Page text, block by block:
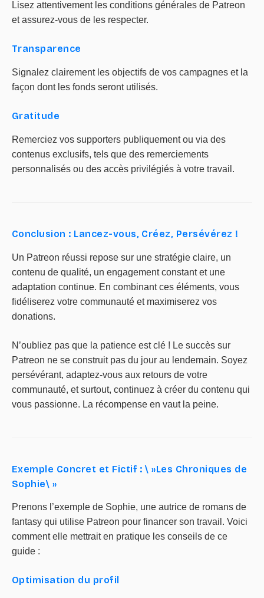
Lisez attentivement les conditions générales de Patreon
et assurez-vous de les respecter.
Transparence
Signalez clairement les objectifs de vos campagnes et la
façon dont les fonds seront utilisés.
Gratitude
Remerciez vos supporters publiquement ou via des
contenus exclusifs, tels que des remerciements
personnalisés ou des accès privilégiés à votre travail.
Conclusion : Lancez-vous, Créez, Persévérez !
Un Patreon réussi repose sur une stratégie claire, un
contenu de qualité, un engagement constant et une
adaptation continue. En combinant ces éléments, vous
fidéliserez votre communauté et maximiserez vos
donations.
N’oubliez pas que la patience est clé ! Le succès sur
Patreon ne se construit pas du jour au lendemain. Soyez
persévérant, adaptez-vous aux retours de votre
communauté, et surtout, continuez à créer du contenu qui
vous passionne. La récompense en vaut la peine.
Exemple Concret et Fictif : \ »Les Chroniques de
Sophie\ »
Prenons l’exemple de Sophie, une autrice de romans de
fantasy qui utilise Patreon pour financer son travail. Voici
comment elle mettrait en pratique les conseils de ce
guide :
Optimisation du profil